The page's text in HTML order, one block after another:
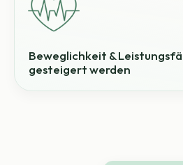
Beweglichkeit &
gesteigert werden